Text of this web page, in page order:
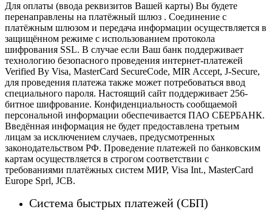
Для оплаты (ввода реквизитов Вашей карты) Вы будете
перенаправлены на платёжный шлюз . Соединение с
платёжным шлюзом и передача информации осуществляется в
защищённом режиме с использованием протокола
шифрования SSL. В случае если Ваш банк поддерживает
технологию безопасного проведения интернет-платежей
Verified By Visa, MasterCard SecureCode, MIR Accept, J-Secure,
для проведения платежа также может потребоваться ввод
специального пароля. Настоящий сайт поддерживает 256-
битное шифрование. Конфиденциальность сообщаемой
персональной информации обеспечивается ПАО СБЕРБАНК.
Введённая информация не будет предоставлена третьим
лицам за исключением случаев, предусмотренных
законодательством РФ. Проведение платежей по банковским
картам осуществляется в строгом соответствии с
требованиями платёжных систем МИР, Visa Int., MasterCard
Europe Sprl, JCB.
Система быстрых платежей (СБП)